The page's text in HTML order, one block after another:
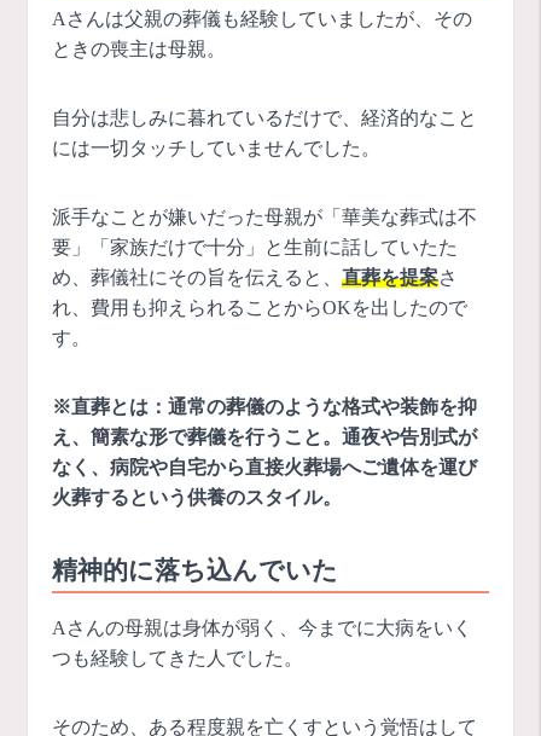
Aさんは父親の葬儀も経験していましたが、その
ときの喪主は母親。
自分は悲しみに暮れているだけで、経済的なこと
には一切タッチしていませんでした。
派手なことが嫌いだった母親が「華美な葬式は不
要」「家族だけで十分」と生前に話していたた
め、葬儀社にその旨を伝えると、 直葬を提案さ
れ、費用も抑えられることからOKを出したので
す。
※直葬とは：通常の葬儀のような格式や装飾を抑
え、簡素な形で葬儀を行うこと。通夜や告別式が
なく、病院や自宅から直接火葬場へご遺体を運び
火葬するという供養のスタイル。
精神的に落ち込んでいた
Aさんの母親は身体が弱く、今までに大病をいく
つも経験してきた人でした。
そのため、ある程度親を亡くすという覚悟はして